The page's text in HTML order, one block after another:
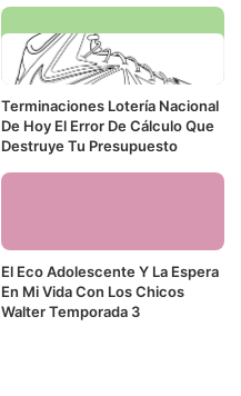
Terminaciones Lotería Nacional
De Hoy El Error De Cálculo Que
Destruye Tu Presupuesto
El Eco Adolescente Y La Espera
En Mi Vida Con Los Chicos
Walter Temporada 3